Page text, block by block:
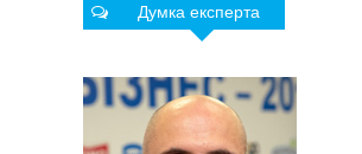
Думка експерта